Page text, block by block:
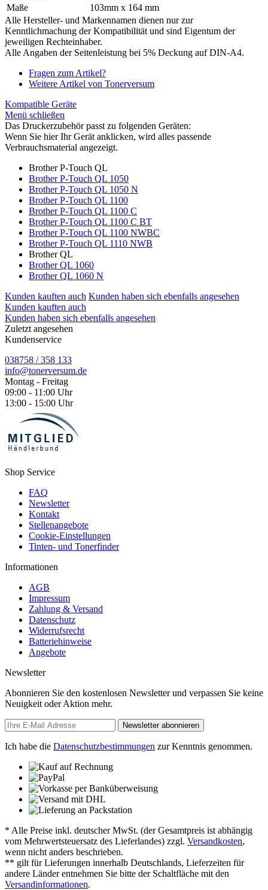
Maße
103mm x 164 mm
Alle Hersteller- und Markennamen dienen nur zur
Kenntlichmachung der Kompatibilität und sind Eigentum der
jeweiligen Rechteinhaber.
Alle Angaben der Seitenleistung bei 5% Deckung auf DIN-A4.
Fragen zum Artikel?
Weitere Artikel von Tonerversum
Kompatible Geräte
Menü schließen
Das Druckerzubehör passt zu folgenden Geräten:
Wenn Sie hier Ihr Gerät anklicken, wird alles passende
Verbrauchsmaterial angezeigt.
Brother P-Touch QL
Brother P-Touch QL 1050
Brother P-Touch QL 1050 N
Brother P-Touch QL 1100
Brother P-Touch QL 1100 C
Brother P-Touch QL 1100 C BT
Brother P-Touch QL 1100 NWBC
Brother P-Touch QL 1110 NWB
Brother QL
Brother QL 1060
Brother QL 1060 N
Kunden kauften auch Kunden haben sich ebenfalls angesehen
Kunden kauften auch
Kunden haben sich ebenfalls angesehen
Zuletzt angesehen
Kundenservice
038758 / 358 133
info@tonerversum.de
Montag - Freitag
09:00 - 11:00 Uhr
13:00 - 15:00 Uhr
Shop Service
FAQ
Newsletter
Kontakt
Stellenangebote
Cookie-Einstellungen
Tinten- und Tonerfinder
Informationen
AGB
Impressum
Zahlung & Versand
Datenschutz
Widerrufsrecht
Batteriehinweise
Angebote
Newsletter
Abonnieren Sie den kostenlosen Newsletter und verpassen Sie keine
Neuigkeit oder Aktion mehr.
Newsletter abonnieren
Ich habe die Datenschutzbestimmungen zur Kenntnis genommen.
* Alle Preise inkl. deutscher MwSt. (der Gesamtpreis ist abhängig
vom Mehrwertsteuersatz des Lieferlandes) zzgl. Versandkosten,
wenn nicht anders beschrieben.
** gilt für Lieferungen innerhalb Deutschlands, Lieferzeiten für
andere Länder entnehmen Sie bitte der Schaltfläche mit den
Versandinformationen.